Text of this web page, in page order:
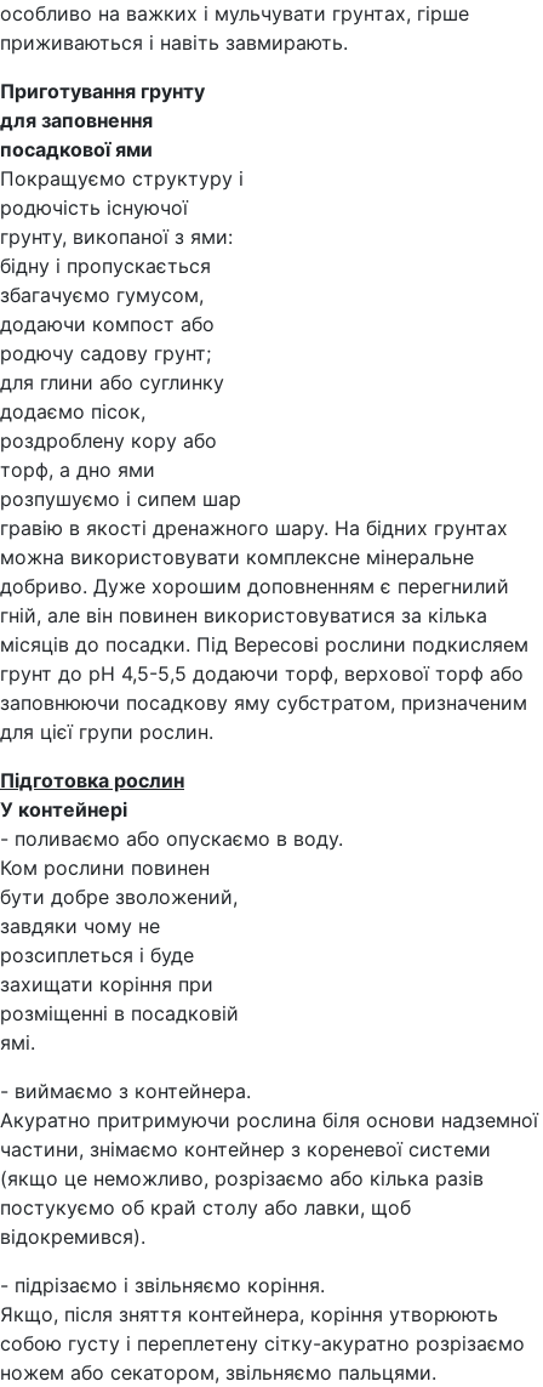
особливо на важких і мульчувати грунтах, гірше
приживаються і навіть завмирають.
Приготування грунту
для заповнення
посадкової ями
Покращуємо структуру і
родючість існуючої
грунту, викопаної з ями:
бідну і пропускається
збагачуємо гумусом,
додаючи компост або
родючу садову грунт;
для глини або суглинку
додаємо пісок,
роздроблену кору або
торф, а дно ями
розпушуємо і сипем шар
гравію в якості дренажного шару. На бідних грунтах
можна використовувати комплексне мінеральне
добриво. Дуже хорошим доповненням є перегнилий
гній, але він повинен використовуватися за кілька
місяців до посадки. Під Вересові рослини подкисляем
грунт до pH 4,5-5,5 додаючи торф, верхової торф або
заповнюючи посадкову яму субстратом, призначеним
для цієї групи рослин.
Підготовка рослин
У контейнері
- поливаємо або опускаємо в воду.
Ком рослини повинен
бути добре зволожений,
завдяки чому не
розсиплеться і буде
захищати коріння при
розміщенні в посадковій
ямі.
- виймаємо з контейнера.
Акуратно притримуючи рослина біля основи надземної
частини, знімаємо контейнер з кореневої системи
(якщо це неможливо, розрізаємо або кілька разів
постукуємо об край столу або лавки, щоб
відокремився).
- підрізаємо і звільняємо коріння.
Якщо, після зняття контейнера, коріння утворюють
собою густу і переплетену сітку-акуратно розрізаємо
ножем або секатором, звільняємо пальцями.